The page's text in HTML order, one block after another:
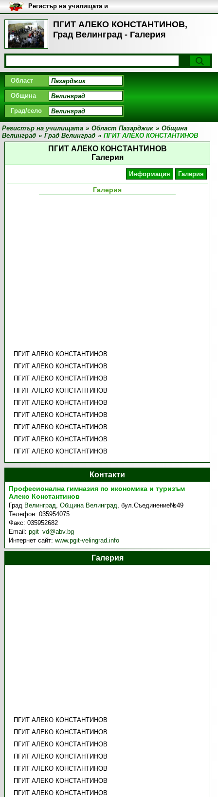
ПГИТ АЛЕКО КОНСТАНТИНОВ,
Град Велинград - Галерия
Регистър на училищата и
университетите в България
Област
Община
Град/село
Регистър на училищата » Област Пазарджик » Община
Велинград » Град Велинград » ПГИТ АЛЕКО КОНСТАНТИНОВ
ПГИТ АЛЕКО КОНСТАНТИНОВ
Галерия
Информация Галерия
Галерия
ПГИТ АЛЕКО КОНСТАНТИНОВ
ПГИТ АЛЕКО КОНСТАНТИНОВ
ПГИТ АЛЕКО КОНСТАНТИНОВ
ПГИТ АЛЕКО КОНСТАНТИНОВ
ПГИТ АЛЕКО КОНСТАНТИНОВ
ПГИТ АЛЕКО КОНСТАНТИНОВ
ПГИТ АЛЕКО КОНСТАНТИНОВ
ПГИТ АЛЕКО КОНСТАНТИНОВ
ПГИТ АЛЕКО КОНСТАНТИНОВ
Контакти
Професионална гимназия по икономика и туризъм
Алеко Константинов
Град Велинград,Община Велинград,бул.Съединение№49
Телефон:035954075
Факс:035952682
Email:pgit_vd@abv.bg
Интернет сайт:www.pgit-velingrad.info
Галерия
ПГИТ АЛЕКО КОНСТАНТИНОВ
ПГИТ АЛЕКО КОНСТАНТИНОВ
ПГИТ АЛЕКО КОНСТАНТИНОВ
ПГИТ АЛЕКО КОНСТАНТИНОВ
ПГИТ АЛЕКО КОНСТАНТИНОВ
ПГИТ АЛЕКО КОНСТАНТИНОВ
ПГИТ АЛЕКО КОНСТАНТИНОВ